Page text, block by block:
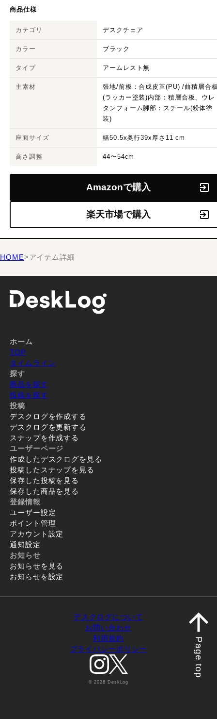
商品仕様
カテゴリ デスクチェア
カラー ブラック
タイプ アームレスト無
主素材
張地/前板：合成皮革(PU) /曲積層合
(ラッカー塗装)内部：積層合板、ウレ
タンフォーム脚部：スチール(粉体塗
装)
座面サイズ 幅50.5x奥行39x厚さ11 cm
高さ調整 44〜54cm
Amazonで購入
楽天市場で購入
HOME>アイテム詳細
ホーム
TOP
タイムライン
探す
商品を探す
投稿を探す
投稿
デスクログを作成する
デスクログを更新する
スナップを作成する
ユーザーページ
作成したデスクログを見る
投稿したスナップを見る
保存した投稿を見る
保存した商品を見る
登録情報
ユーザー設定
ポイント管理
アカウント設定
通知設定
お知らせ
お知らせを見る
お知らせを設定
デスクログについて
お問い合わせ
利用規約
プライバシーポリシー
© 2026 DeskLog
Page top